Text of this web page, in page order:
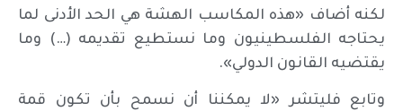
لكنه أضاف «هذه المكاسب الهشة هي الحد الأدنى لما
يحتاجه الفلسطينيون وما نستطيع تقديمه (…) وما
يقتضيه القانون الدولي».
وتابع فليتشر «لا يمكننا أن نسمح بأن تكون قمة